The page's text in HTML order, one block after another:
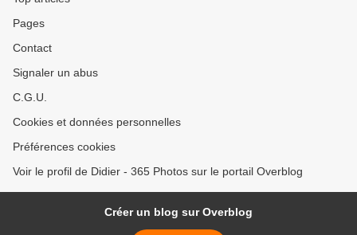
Pages
Contact
Signaler un abus
C.G.U.
Cookies et données personnelles
Préférences cookies
Voir le profil de Didier - 365 Photos sur le portail Overblog
Créer un blog sur Overblog